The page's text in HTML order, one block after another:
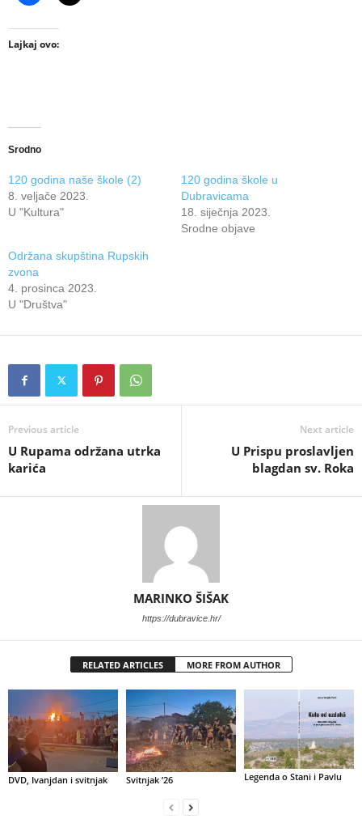
Lajkaj ovo:
Srodno
120 godina naše škole (2)
8. veljače 2023.
U "Kultura"
120 godina škole u
Dubravicama
18. siječnja 2023.
Srodne objave
Održana skupština Rupskih
zvona
4. prosinca 2023.
U "Društva"
Previous article
U Rupama održana utrka
karića
Next article
U Prispu proslavljen
blagdan sv. Roka
MARINKO ŠIŠAK
https://dubravice.hr/
RELATED ARTICLES MORE FROM AUTHOR
DVD, Ivanjdan i svitnjak Svitnjak ’26 Legenda o Stani i Pavlu